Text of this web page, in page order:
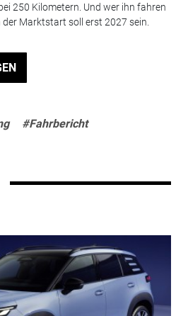
250 Kilometern. Und wer ihn fahren
Marktstart soll erst 2027 sein.
#Fahrbericht